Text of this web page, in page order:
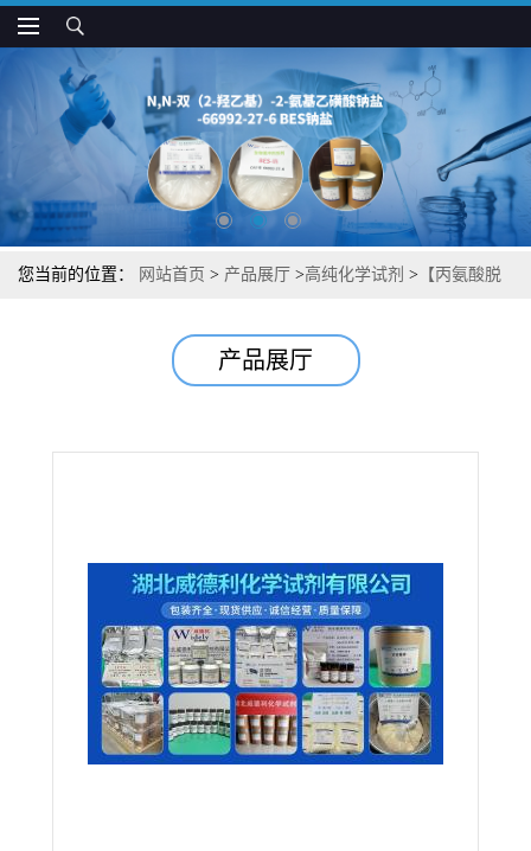
您当前的位置： 网站首页 > 产品展厅 >高纯化学试剂 > 【丙氨酸脱
产品展厅